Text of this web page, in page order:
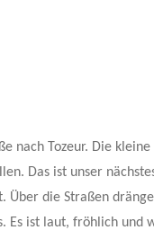
nach Tozeur. Die
Das ist unser
Über die Straßen
Es ist laut, fröhlich und